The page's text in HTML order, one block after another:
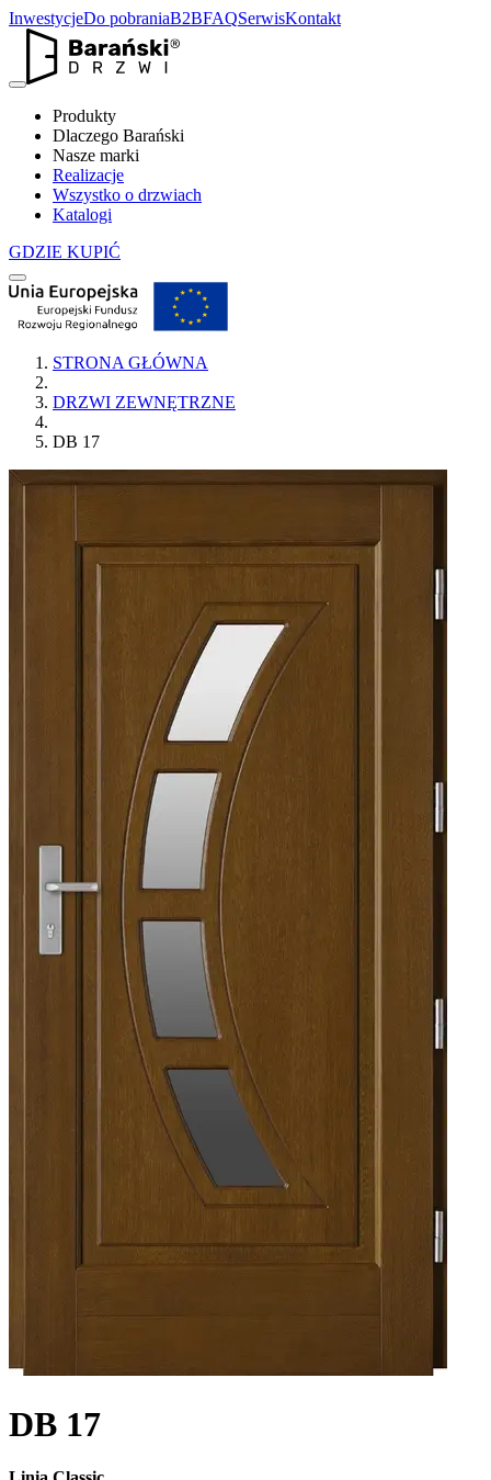
InwestycjeDo pobraniaB2BFAQSerwisKontakt
Produkty
Dlaczego Barański
Nasze marki
Realizacje
Wszystko o drzwiach
Katalogi
GDZIE KUPIĆ
STRONA GŁÓWNA
DRZWI ZEWNĘTRZNE
DB 17
DB 17